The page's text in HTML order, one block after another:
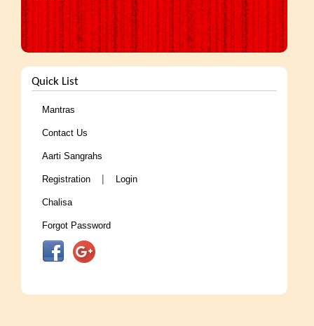
Quick List
Mantras
Contact Us
Aarti Sangrahs
Registration | Login
Chalisa
Forgot Password